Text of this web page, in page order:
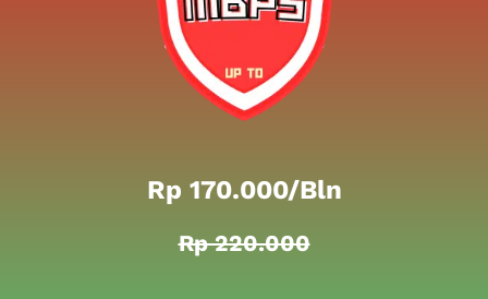
Rp 170.000/bln
Rp 220.000